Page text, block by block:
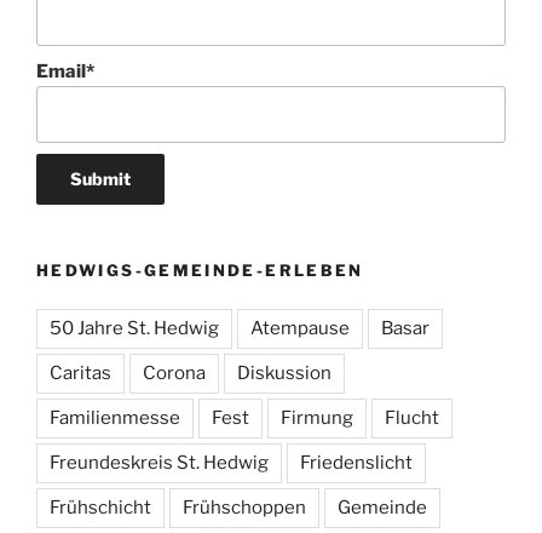
Email*
HEDWIGS-GEMEINDE-ERLEBEN
50 Jahre St. Hedwig Atempause Basar
Caritas Corona Diskussion
Familienmesse Fest Firmung Flucht
Freundeskreis St. Hedwig Friedenslicht
Frühschicht Frühschoppen Gemeinde